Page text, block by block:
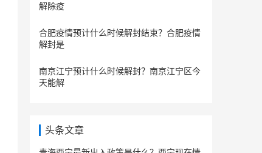
解除疫
合肥疫情预计什么时候解封结束？合肥疫情
解封是
南京江宁预计什么时候解封？南京江宁区今
天能解
头条文章